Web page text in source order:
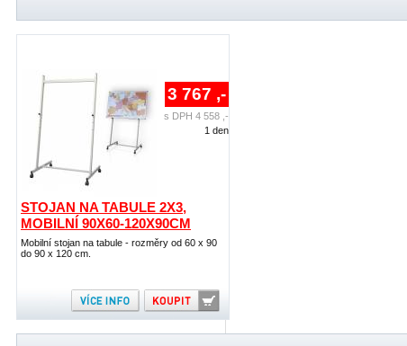
STOJAN NA TABULE 2X3,
MOBILNÍ 90X60-120X90CM
Mobilní stojan na tabule - rozměry od 60 x 90
do 90 x 120 cm.
3 767 ,-
s DPH 4 558 ,-
1 den